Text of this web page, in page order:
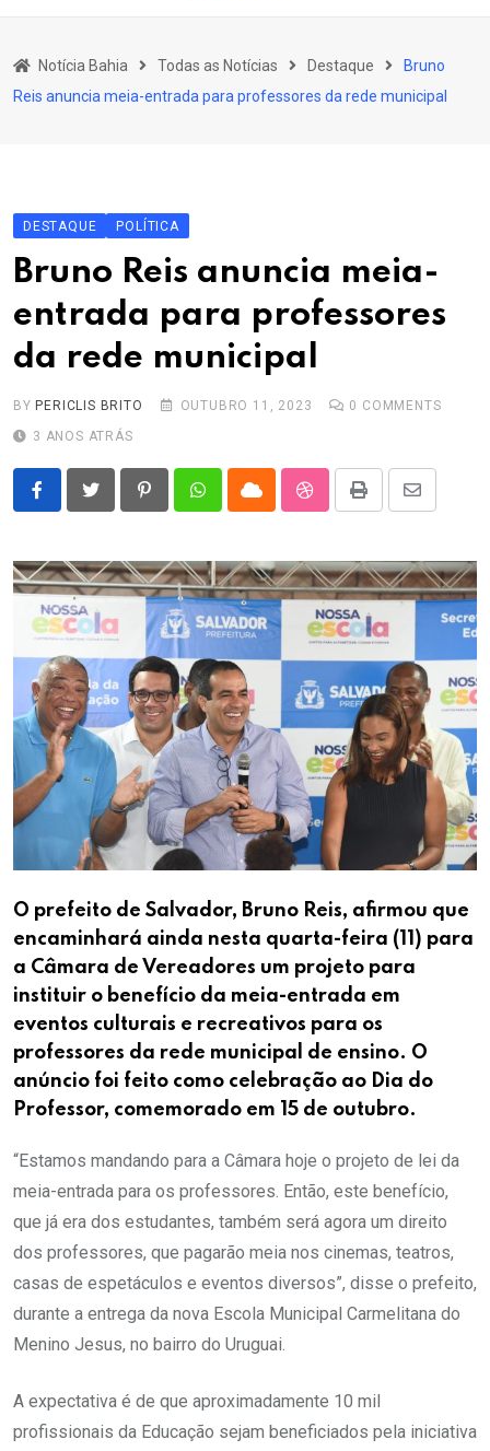
Educação
Esporte
Outros Assuntos
Notícia Bahia Todas as Notícias Destaque
Bruno
Reis anuncia meia-entrada para professores da rede municipal
DESTAQUE POLÍTICA
Bruno Reis anuncia meia-
entrada para professores
da rede municipal
BY PERICLIS BRITO OUTUBRO 11, 2023 0 COMMENTS
3 ANOS ATRÁS
PinterestWhatsappCloud StumbleUpon
Print
Share
Email
O prefeito de Salvador, Bruno Reis, afirmou que
encaminhará ainda nesta quarta-feira (11) para
a Câmara de Vereadores um projeto para
instituir o benefício da meia-entrada em
eventos culturais e recreativos para os
professores da rede municipal de ensino. O
anúncio foi feito como celebração ao Dia do
Professor, comemorado em 15 de outubro.
“Estamos mandando para a Câmara hoje o projeto de lei da
meia-entrada para os professores. Então, este benefício,
que já era dos estudantes, também será agora um direito
dos professores, que pagarão meia nos cinemas, teatros,
casas de espetáculos e eventos diversos”, disse o prefeito,
durante a entrega da nova Escola Municipal Carmelitana do
Menino Jesus, no bairro do Uruguai.
A expectativa é de que aproximadamente 10 mil
profissionais da Educação sejam beneficiados pela iniciativa